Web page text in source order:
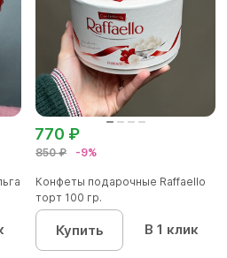
850 ₽ -9%
770 ₽
Конфеты подарочные Raffaello
торт 100 гр.
Купить В 1 клик